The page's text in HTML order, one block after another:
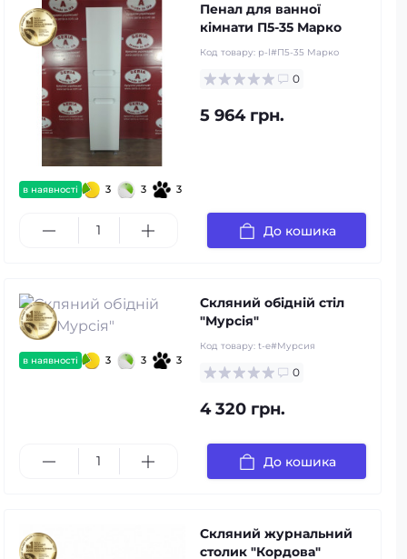
в наявності 3 3 3
Пенал для ванної
кімнати П5-35 Марко
Код товару: p-l#П5-35 Марко
0
5 964 грн.
До кошика
в наявності 3 3 3
Скляний обідній стіл
"Мурсія"
Код товару: t-e#Мурсия
0
4 320 грн.
До кошика
Скляний журнальний
столик "Кордова"